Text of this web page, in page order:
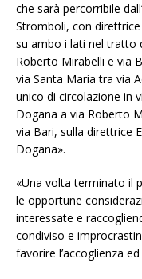
che sarà percorribile
Stromboli, con
su ambo i lati nel tratto
Roberto Mirabelli e via
via Santa Maria tra via
unico di circolazione in
Dogana a via Roberto
via Bari, sulla direttrice
Dogana».
«Una volta terminato il
le opportune
interessate e
condiviso e
favorire l’accoglienza